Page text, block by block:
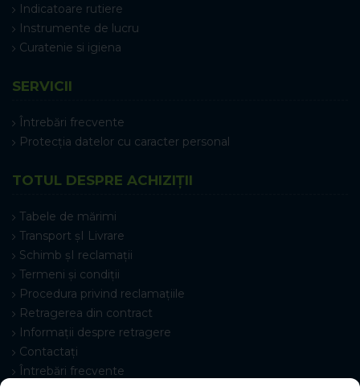
Indicatoare rutiere
Instrumente de lucru
Curatenie si igiena
SERVICII
Întrebări frecvente
Protecția datelor cu caracter personal
TOTUL DESPRE ACHIZIȚII
Tabele de mărimi
Transport șI Livrare
Schimb șI reclamații
Termeni și condiții
Procedura privind reclamațiile
Retragerea din contract
Informații despre retragere
Contactați
Întrebări frecvente